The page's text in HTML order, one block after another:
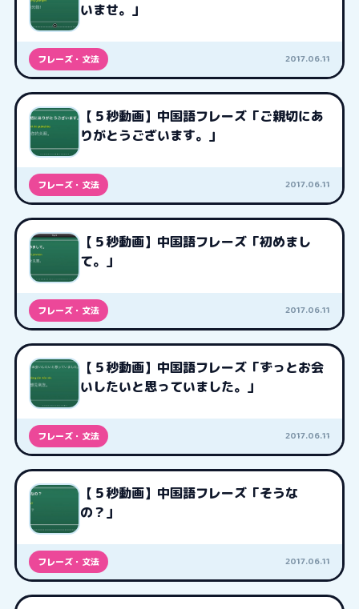
いませ。」
フレーズ・文法 2017.06.11
【５秒動画】中国語フレーズ「ご親切にあ
りがとうございます。」
フレーズ・文法 2017.06.11
【５秒動画】中国語フレーズ「初めまし
て。」
フレーズ・文法 2017.06.11
【５秒動画】中国語フレーズ「ずっとお会
いしたいと思っていました。」
フレーズ・文法 2017.06.11
【５秒動画】中国語フレーズ「そうな
の？」
フレーズ・文法 2017.06.11